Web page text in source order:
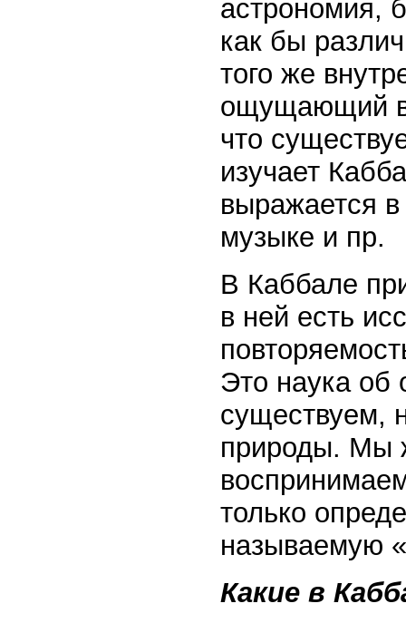
астрономия,
как бы
того же
ощущающий
что
изучает
выражается
музыке и пр.
В Каббале
в ней есть
Это наука
существуем,
природы. Мы
только
называемую
Какие в